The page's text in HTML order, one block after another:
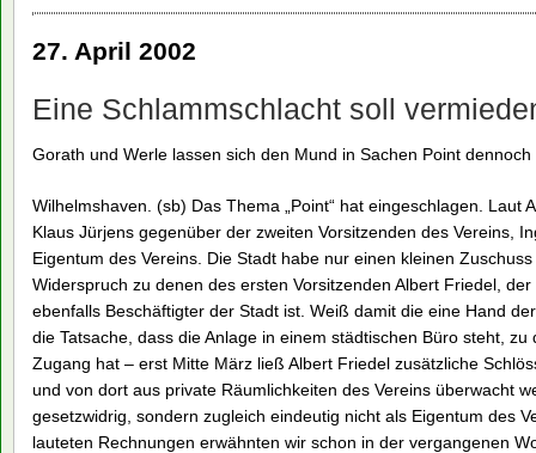
27. April 2002
Eine Schlammschlacht soll
Gorath und Werle lassen sich den Mund in Sachen Point
Wilhelmshaven. (sb) Das Thema „Point“ hat eingeschlagen. Laut
Klaus Jürjens gegenüber der zweiten Vorsitzenden des Vereins,
Eigentum des Vereins. Die Stadt habe nur einen kleinen
Widerspruch zu denen des ersten Vorsitzenden Albert Friedel,
ebenfalls Beschäftigter der Stadt ist. Weiß damit die eine Hand
die Tatsache, dass die Anlage in einem städtischen Büro steht,
Zugang hat – erst Mitte März ließ Albert Friedel zusätzliche
und von dort aus private Räumlichkeiten des Vereins überwacht
gesetzwidrig, sondern zugleich eindeutig nicht als Eigentum des
lauteten Rechnungen erwähnten wir schon in der vergangenen